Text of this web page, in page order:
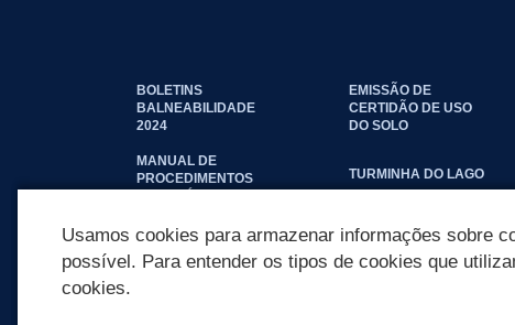
BOLETINS
BALNEABILIDADE
2024
EMISSÃO DE
CERTIDÃO DE USO
DO SOLO
MANUAL DE
PROCEDIMENTOS
TURMINHA DO LAGO
Usamos cookies para armazenar informações sobre
possível. Para entender os tipos de cookies que
cookies.